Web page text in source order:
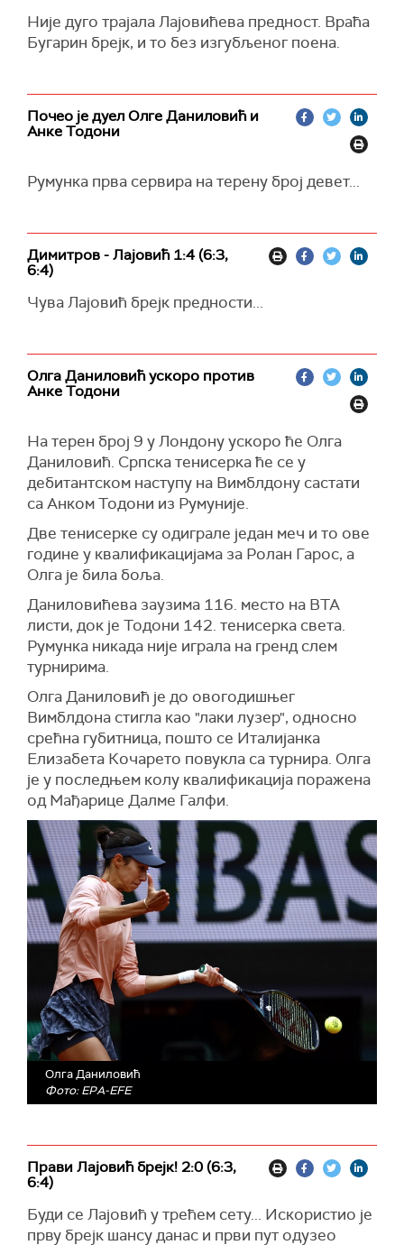
Није дуго трајала Лајовићева предност. Враћа
Бугарин брејк, и то без изгубљеног поена.
Почео је дуел Олге Даниловић и
Анке Тодони
Румунка прва сервира на терену број девет...
Димитров - Лајовић 1:4 (6:3,
6:4)
Чува Лајовић брејк предности...
Олга Даниловић ускоро против
Анке Тодони
На терен број 9 у Лондону ускоро ће Олга
Даниловић. Српска тенисерка ће се у
дебитантском наступу на Вимблдону састати
са Анком Тодони из Румуније.
Две тенисерке су одиграле један меч и то ове
године у квалификацијама за Ролан Гарос, а
Олга је била боља.
Даниловићева заузима 116. место на ВТА
листи, док је Тодони 142. тенисерка света.
Румунка никада није играла на гренд слем
турнирима.
Олга Даниловић је до овогодишњег
Вимблдона стигла као "лаки лузер", односно
срећна губитница, пошто се Италијанка
Елизабета Кочарето повукла са турнира. Олга
је у последњем колу квалификација поражена
од Мађарице Далме Галфи.
Олга Даниловић
Фото: EPA-EFE
Прави Лајовић брејк! 2:0 (6:3,
6:4)
Буди се Лајовић у трећем сету... Искористио је
прву брејк шансу данас и први пут одузео